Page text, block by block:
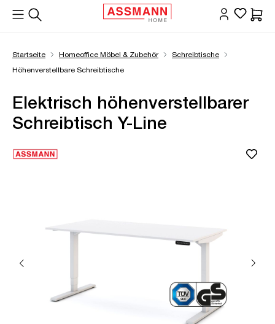
springen
Startseite Homeoffice Möbel & Zubehör
Schreibtische
Höhenverstellbare Schreibtische
Elektrisch höhenverstellbarer
Schreibtisch Y-Line